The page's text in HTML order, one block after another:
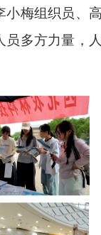
梅组织员、
多方力量，